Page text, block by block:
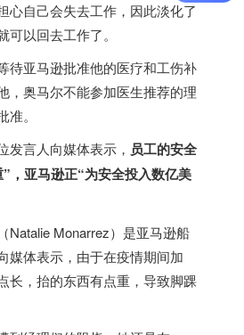
心自己会失去工作，因此淡化了
可以回去工作了。
待亚马逊批准他的医疗和工伤补
，奥马尔不能参加医生推荐的理
。
发言人向媒体表示， 员工的安全
，亚马逊正“为安全投入数亿美
Natalie Monarrez）是亚马逊船
媒体表示，由于在疫情期间加
长，抬的东西有点重，导致脚踝